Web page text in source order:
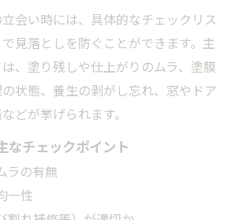
会い時には、具体的なチェックリス
見落としを防ぐことができます。主
、塗り残しや仕上がりのムラ、塗膜
状態、養生の剥がし忘れ、窓やドア
どが挙げられます。
なチェックポイント
ラの有無
一性